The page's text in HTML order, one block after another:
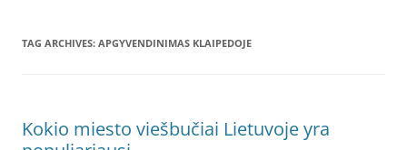
TAG ARCHIVES: APGYVENDINIMAS KLAIPEDOJE
Kokio miesto viešbučiai Lietuvoje yra